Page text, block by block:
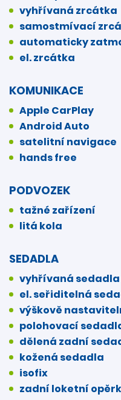
vyhřívaná zrcátka
samostmívací
automaticky
el. zrcátka
KOMUNIKACE
Apple CarPlay
Android Auto
satelitní navigace
hands free
PODVOZEK
tažné zařízení
litá kola
SEDADLA
vyhřívaná sedadla
el. seřiditelná
výškově
polohovací
dělená zadní
kožená sedadla
isofix
zadní loketní